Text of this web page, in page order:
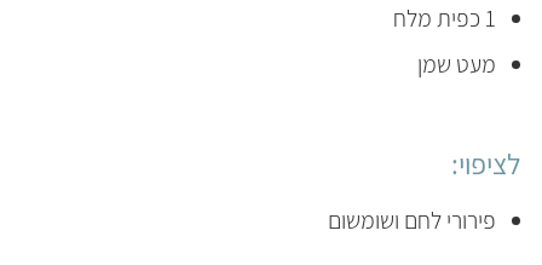
1 כפית מלח
מעט שמן
לציפוי:
פירורי לחם ושומשום